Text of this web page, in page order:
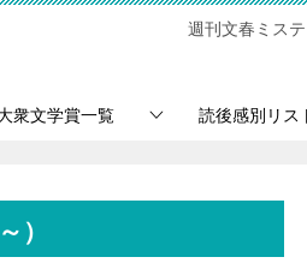
週刊文春ミス
衆文学賞一覧 読後感別リス
）